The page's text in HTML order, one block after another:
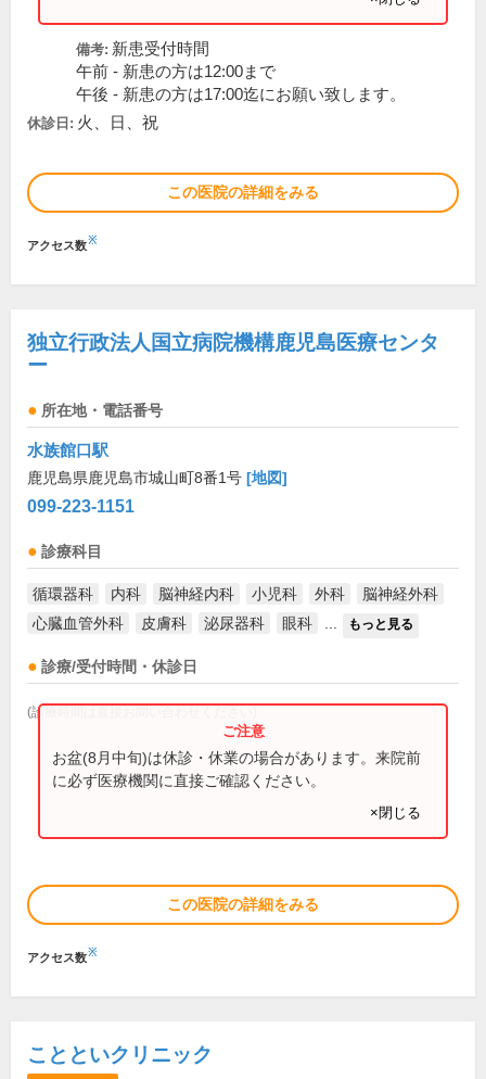
備考: 新患受付時間
午前 - 新患の方は12:00まで
午後 - 新患の方は17:00迄にお願い致します。
休診日: 火、日、祝
この医院の詳細をみる
アクセス数※
独立行政法人国立病院機構鹿児島医療センタ
ー
所在地・電話番号
水族館口駅
鹿児島県鹿児島市城山町8番1号 [地図]
099-223-1151
診療科目
循環器科 内科 脳神経内科 小児科 外科
脳神経外科
心臓血管外科
皮膚科 泌尿器科 眼科 もっと見る
診療/受付時間・休診日
(診療時間は直接お問い合わせください)
お盆(8月中旬)は休診・休業の場合があります。来院前
に必ず医療機関に直接ご確認ください。
×閉じる
この医院の詳細をみる
アクセス数※
ことといクリニック